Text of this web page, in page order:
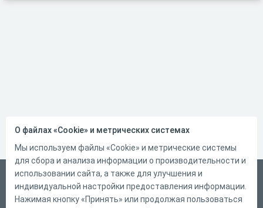
Русский
Справка
О файлах «Cookie» и метрических системах
Мы используем файлы «Cookie» и метрические системы
для сбора и анализа информации о производительности и
использовании сайта, а также для улучшения и
индивидуальной настройки предоставления информации.
Нажимая кнопку «Принять» или продолжая пользоваться